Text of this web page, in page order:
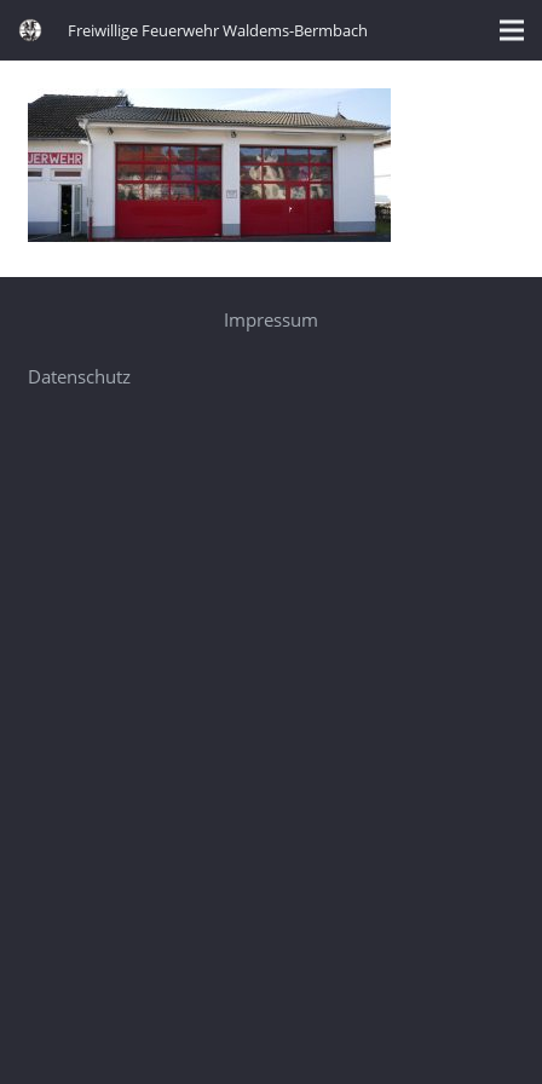
Freiwillige Feuerwehr Waldems-Bermbach
Impressum
Datenschutz